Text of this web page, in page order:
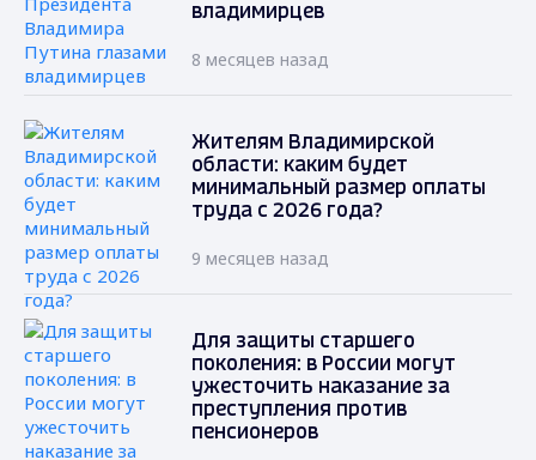
владимирцев
8 месяцев назад
Жителям Владимирской
области: каким будет
минимальный размер оплаты
труда с 2026 года?
9 месяцев назад
Для защиты старшего
поколения: в России могут
ужесточить наказание за
преступления против
пенсионеров